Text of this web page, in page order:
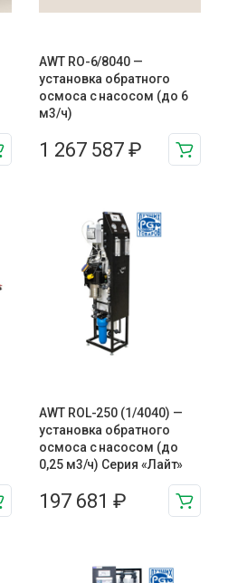
AWT RO-6/8040 —
установка обратного
осмоса с насосом (до 6
м3/ч)
1 267 587 ₽
AWT ROL-250 (1/4040) —
установка обратного
осмоса с насосом (до
0,25 м3/ч) Серия «Лайт»
197 681 ₽